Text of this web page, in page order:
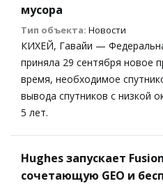
мусора
Тип объекта: Новости
КИХЕЙ, Гавайи —
приняла 29 сентября новое
время, необходимое
вывода спутников с низкой
5 лет.
Hughes запускает
сочетающую GEO и